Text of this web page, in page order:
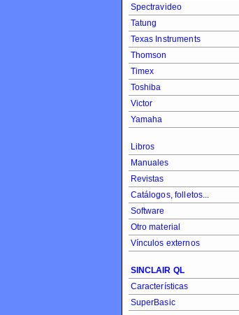
Spectravideo
Tatung
Texas Instruments
Thomson
Timex
Toshiba
Victor
Yamaha
Libros
Manuales
Revistas
Catálogos, folletos...
Software
Otro material
Vínculos externos
SINCLAIR QL
Características
SuperBasic